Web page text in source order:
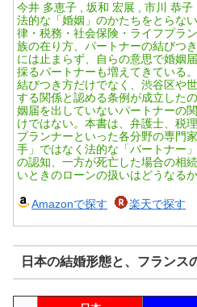
今井 多恵子 , 坂和 宏展 , 市川 恭子
法的な「婚姻」のかたちをとらな
律・税務・社会保険・ライフプラ
族の在り方、パートナーの結びつ
には止まらず、自らの意思で婚姻
採るパートナーも増えてきている
結びつき方だけでなく、渋谷区や
する関係と認める条例が成立した
姻届を出していないパートナーの
けではない。本書は、弁護士、税
プランナーといった各分野の専門
手」ではなく法的な「パートナー
の認知、一方が死亡した場合の相
いときのローンの扱いはどうなる
Amazonで探す 楽天で探す
日本の結婚形態と、フランス